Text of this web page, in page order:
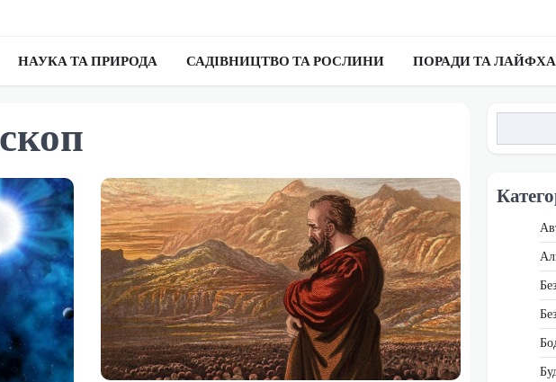
НАУКА ТА ПРИРОДА САДІВНИЦТВО ТА РОСЛИНИ ПОРАДИ ТА